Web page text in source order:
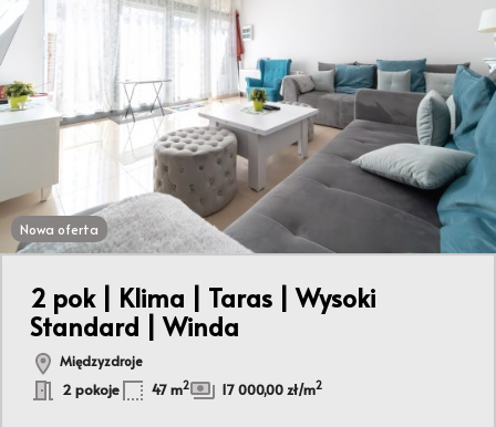
Leaflet
Nowa oferta
2 pok | Klima | Taras | Wysoki
Standard | Winda
Międzyzdroje
2 pokoje 47 m2 17 000,00 zł/m2